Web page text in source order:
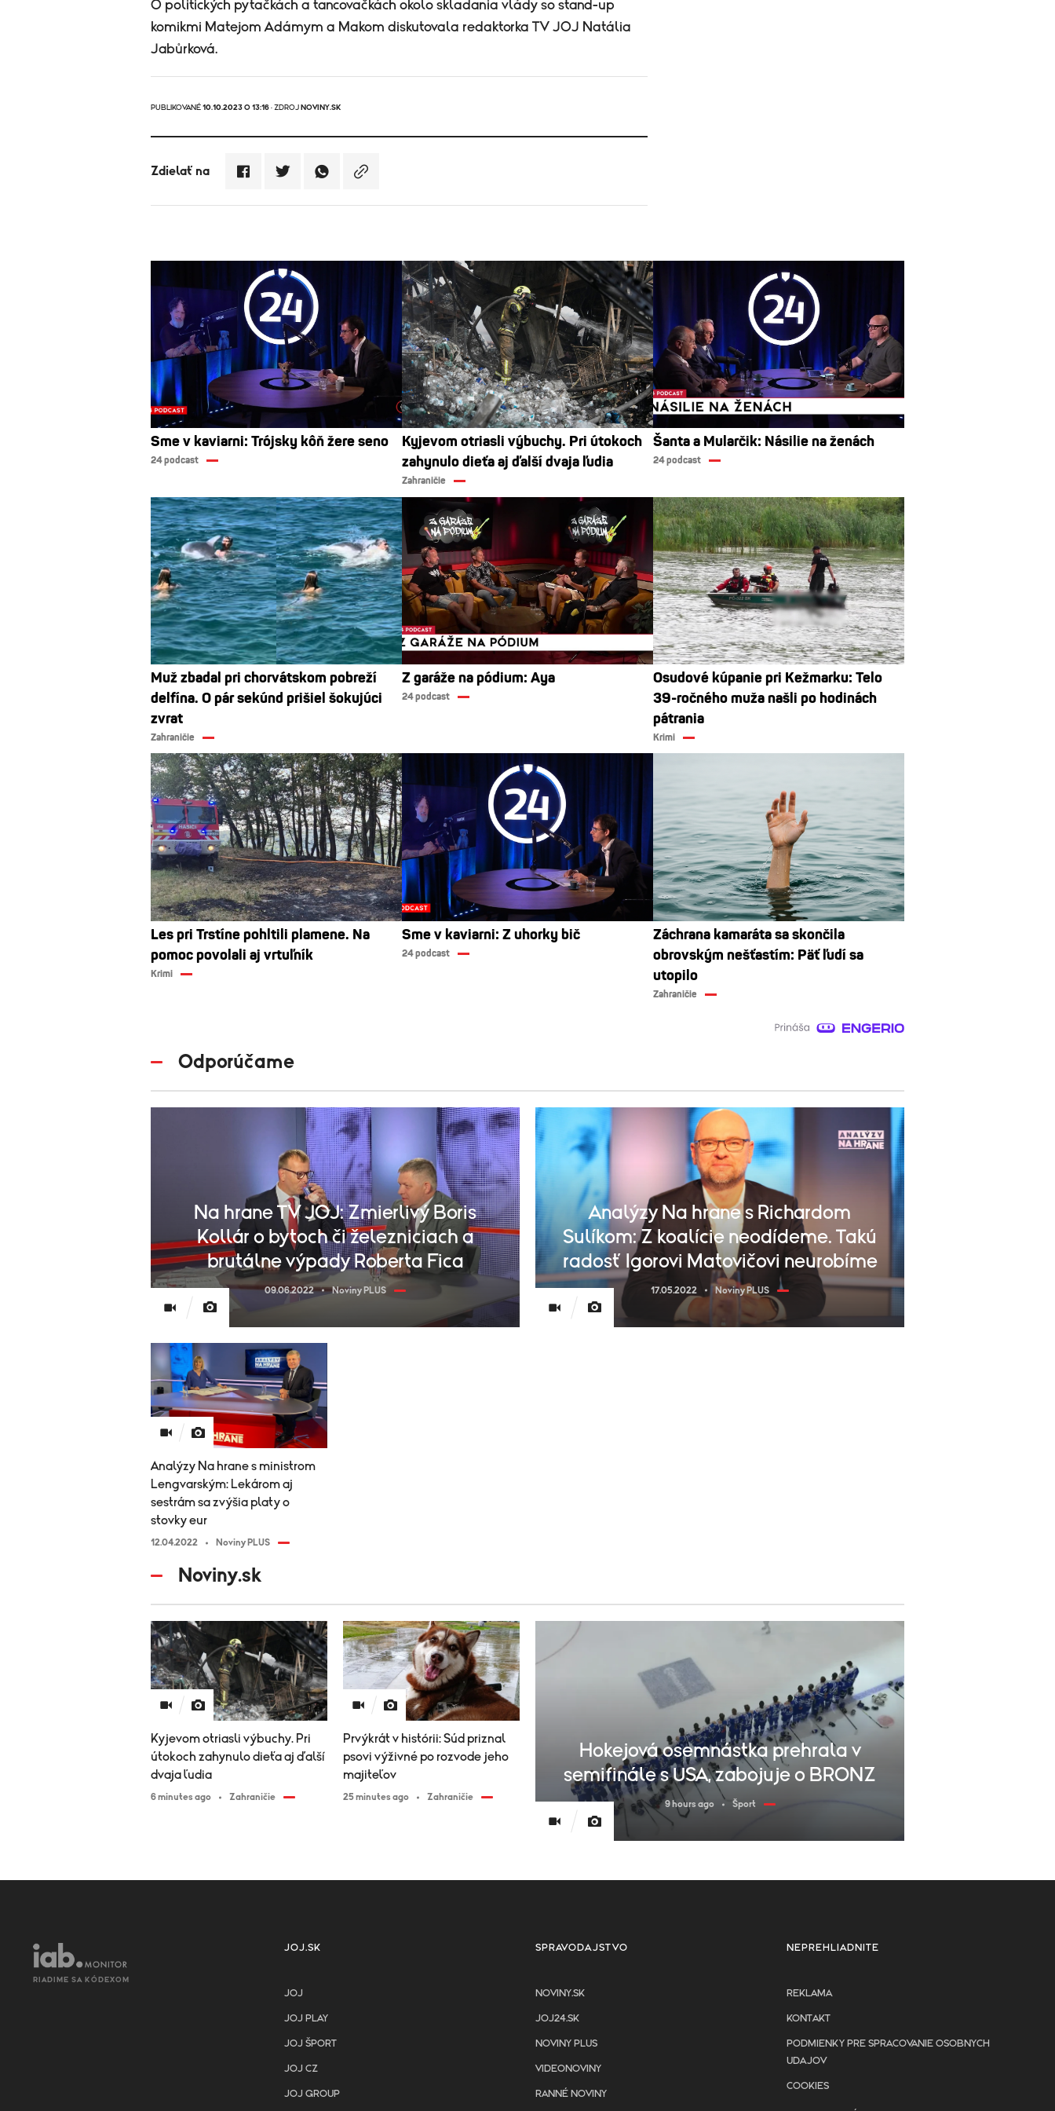
O politických pytačkách a tancovačkách okolo skladania vlády so stand-up
komikmi Matejom Adámym a Makom diskutovala redaktorka TV JOJ Natália
Jabůrková.
PUBLIKOVANÉ 10.10.2023 O 13:16 · ZDROJ NOVINY.SK
Zdielať na
Sme v kaviarni: Trójsky kôň žere seno
24 podcast
Kyjevom otriasli výbuchy. Pri útokoch
zahynulo dieťa aj ďalší dvaja ľudia
Zahraničie
Šanta a Mularčik: Násilie na ženách
24 podcast
Muž zbadal pri chorvátskom pobreží
delfína. O pár sekúnd prišiel šokujúci
zvrat
Zahraničie
Z garáže na pódium: Aya
24 podcast
Osudové kúpanie pri Kežmarku: Telo
39-ročného muža našli po hodinách
pátrania
Krimi
Les pri Trstíne pohltili plamene. Na
pomoc povolali aj vrtuľník
Krimi
Sme v kaviarni: Z uhorky bič
24 podcast
Záchrana kamaráta sa skončila
obrovským nešťastím: Päť ľudí sa
utopilo
Zahraničie
Odporúčame
Na hrane TV JOJ: Zmierlivý Boris
Kollár o bytoch či železniciach a
brutálne výpady Roberta Fica
09.06.2022 Noviny PLUS
Analýzy Na hrane s Richardom
Sulíkom: Z koalície neodídeme. Takú
radosť Igorovi Matovičovi neurobíme
17.05.2022 Noviny PLUS
Analýzy Na hrane s ministrom
Lengvarským: Lekárom aj
sestrám sa zvýšia platy o
stovky eur
12.04.2022 Noviny PLUS
Noviny.sk
Kyjevom otriasli výbuchy. Pri
útokoch zahynulo dieťa aj ďalší
dvaja ľudia
6 minutes ago Zahraničie
Prvýkrát v histórii: Súd priznal
psovi výživné po rozvode jeho
majiteľov
25 minutes ago Zahraničie
Hokejová osemnástka prehrala v
semifinále s USA, zabojuje o BRONZ
9 hours ago Šport
RIADIME SA KÓDEXOM
JOJ.SK
JOJ
JOJ PLAY
JOJ ŠPORT
JOJ CZ
JOJ GROUP
SPRAVODAJSTVO
NOVINY.SK
JOJ24.SK
NOVINY PLUS
VIDEONOVINY
RANNÉ NOVINY
NEPREHLIADNITE
REKLAMA
KONTAKT
PODMIENKY PRE SPRACOVANIE OSOBNYCH
UDAJOV
COOKIES